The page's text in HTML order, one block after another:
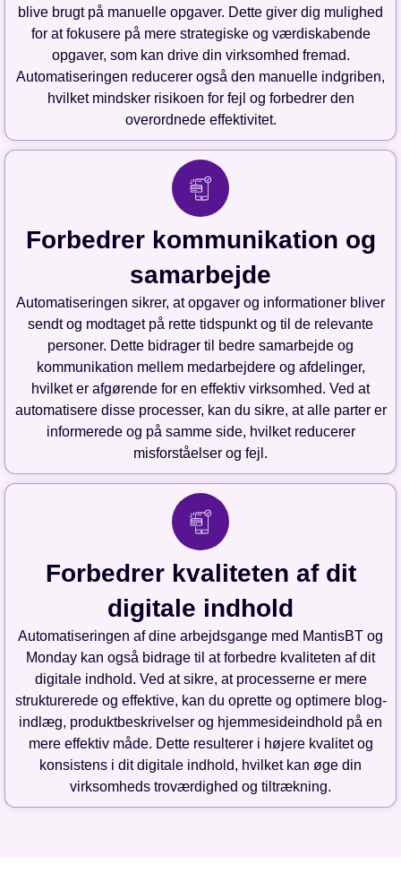
blive brugt på manuelle opgaver. Dette giver dig mulighed
for at fokusere på mere strategiske og værdiskabende
opgaver, som kan drive din virksomhed fremad.
Automatiseringen reducerer også den manuelle indgriben,
hvilket mindsker risikoen for fejl og forbedrer den
overordnede effektivitet.
Forbedrer kommunikation og
samarbejde
Automatiseringen sikrer, at opgaver og informationer bliver
sendt og modtaget på rette tidspunkt og til de relevante
personer. Dette bidrager til bedre samarbejde og
kommunikation mellem medarbejdere og afdelinger,
hvilket er afgørende for en effektiv virksomhed. Ved at
automatisere disse processer, kan du sikre, at alle parter er
informerede og på samme side, hvilket reducerer
misforståelser og fejl.
Forbedrer kvaliteten af dit
digitale indhold
Automatiseringen af dine arbejdsgange med MantisBT og
Monday kan også bidrage til at forbedre kvaliteten af dit
digitale indhold. Ved at sikre, at processerne er mere
strukturerede og effektive, kan du oprette og optimere blog-
indlæg, produktbeskrivelser og hjemmesideindhold på en
mere effektiv måde. Dette resulterer i højere kvalitet og
konsistens i dit digitale indhold, hvilket kan øge din
virksomheds troværdighed og tiltrækning.